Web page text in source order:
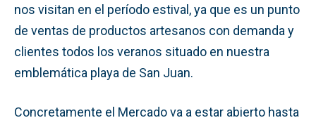
nos visitan en el período estival, ya que es un punto
de ventas de productos artesanos con demanda y
clientes todos los veranos situado en nuestra
emblemática playa de San Juan.
Concretamente el Mercado va a estar abierto hasta